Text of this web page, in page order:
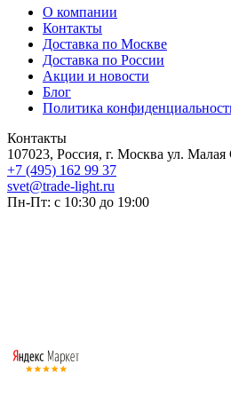
О компании
Контакты
Доставка по Москве
Доставка по России
Акции и новости
Блог
Политика
Контакты
107023, Россия, г. Москва ул. Малая
+7 (495) 162 99 37
svet@trade-light.ru
Пн-Пт: с 10:30 до 19:00